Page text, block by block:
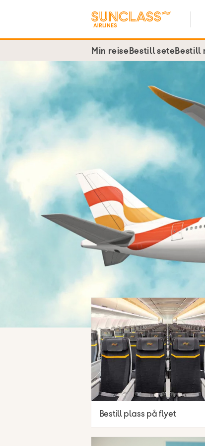
Min reiseBestill seteBestill
Bestill plass på flyet